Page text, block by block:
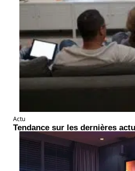
Actu
Tendance sur les dernières